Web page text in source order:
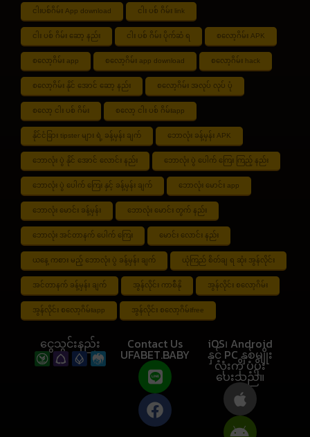
ငါးပစ်ဂိမ်း App download ငါး ပစ် ဂိမ်း link
ငါး ပစ် ဂိမ်း ဆော့ နည်း ငါး ပစ် ဂိမ်း ပိုက်ဆံ ရ စလော့ဂိမ်း APK
စလော့ဂိမ်း app စလော့ဂိမ်း app download စလော့ဂိမ်း hack
စလော့ဂိမ်း နိုင် အောင် ဆော့ နည်း စလော့ဂိမ်း အလုပ် လုပ် ပုံ
စလော့ ငါး ပစ် ဂိမ်း စလော့ ငါး ပစ် ဂိမ်းapp
နိုင်ငံခြား tipster များ ရဲ့ ခန့်မှန်း ချက် ဘောလုံး ခန့်မှန်း APK
ဘောလုံး ပွဲ နိုင် အောင် လောင်း နည်း ဘောလုံး ပွဲ ပေါက် ကြေး ကြည့် နည်း
ဘောလုံး ပွဲ ပေါက် ကြေး နှင့် ခန့်မှန်း ချက် ဘောလုံး မောင်း app
ဘောလုံး မောင်း ခန့်မှန်း ဘောလုံး မောင်း တွက် နည်း
ဘောလုံး အင်တာနက် ပေါက် ကြေး မောင်း လောင်း နည်း
ယနေ့ ကစား မည့် ဘောလုံး ပွဲ ခန့်မှန်း ချက် ယုံကြည် စိတ်ချ ရ ဆုံး အွန်လိုင်း
အင်တာနက် ခန့်မှန်း ချက် အွန်လိုင်း ကာစီနို အွန်လိုင်း စလော့ဂိမ်း
အွန်လိုင်း စလော့ဂိမ်းapp အွန်လိုင်း စလော့ဂိမ်းfree
ငွေသွင်းနည်း Contact Us
UFABET.BABY
iOS၊ Android
နှင့် PC နှစ်မျိုး
လုံးကို ပံ့ပိုး
ပေးသည်။